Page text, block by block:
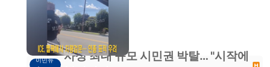
이민뉴
사상 최대 규모 시민권 박탈… "시작에